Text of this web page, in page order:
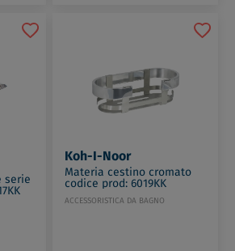
serie
Koh-I-Noor
Materia cestino cromato
codice prod: 6019KK
ACCESSORISTICA DA BAGNO